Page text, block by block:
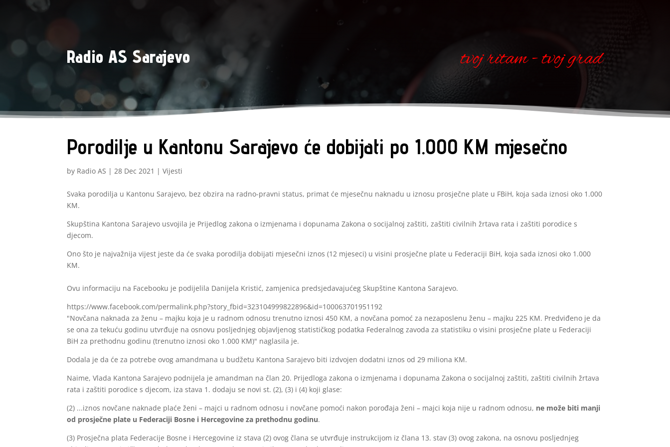
Radio AS Sarajevo tvoj ritam - tvoj grad
Porodilje u Kantonu Sarajevo će dobijati po 1.000 KM mjesečno
by Radio AS |28 Dec 2021 |Vijesti
Svaka porodilja u Kantonu Sarajevo, bez obzira na radno-pravni status, primat će mjesečnu naknadu u iznosu prosječne plate u FBiH, koja sada iznosi oko 1.000
KM.
Skupština Kantona Sarajevo usvojila je Prijedlog zakona o izmjenama i dopunama Zakona o socijalnoj zaštiti, zaštiti civilnih žrtava rata i zaštiti porodice s
djecom.
Ono što je najvažnija vijest jeste da će svaka porodilja dobijati mjesečni iznos (12 mjeseci) u visini prosječne plate u Federaciji BiH, koja sada iznosi oko 1.000
KM.
Ovu informaciju na Facebooku je podijelila Danijela Kristić, zamjenica predsjedavajućeg Skupštine Kantona Sarajevo.
https://www.facebook.com/permalink.php?story_fbid=323104999822896&id=100063701951192
"Novčana naknada za ženu – majku koja je u radnom odnosu trenutno iznosi 450 KM, a novčana pomoć za nezaposlenu ženu – majku 225 KM. Predviđeno je da
se ona za tekuću godinu utvrđuje na osnovu posljednjeg objavljenog statističkog podatka Federalnog zavoda za statistiku o visini prosječne plate u Federaciji
BiH za prethodnu godinu (trenutno iznosi oko 1.000 KM)" naglasila je.
Dodala je da će za potrebe ovog amandmana u budžetu Kantona Sarajevo biti izdvojen dodatni iznos od 29 miliona KM.
Naime, Vlada Kantona Sarajevo podnijela je amandman na član 20. Prijedloga zakona o izmjenama i dopunama Zakona o socijalnoj zaštiti, zaštiti civilnih žrtava
rata i zaštiti porodice s djecom, iza stava 1. dodaju se novi st. (2), (3) i (4) koji glase:
(2) ...iznos novčane naknade plaće ženi – majci u radnom odnosu i novčane pomoći nakon porođaja ženi – majci koja nije u radnom odnosu, ne može biti manji
od prosječne plate u Federaciji Bosne i Hercegovine za prethodnu godinu.
(3) Prosječna plata Federacije Bosne i Hercegovine iz stava (2) ovog člana se utvrđuje instrukcijom iz člana 13. stav (3) ovog zakona, na osnovu posljednjeg